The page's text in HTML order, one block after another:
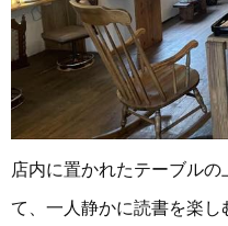
店内に置かれたテーブル
て、一人静かに読書を楽し